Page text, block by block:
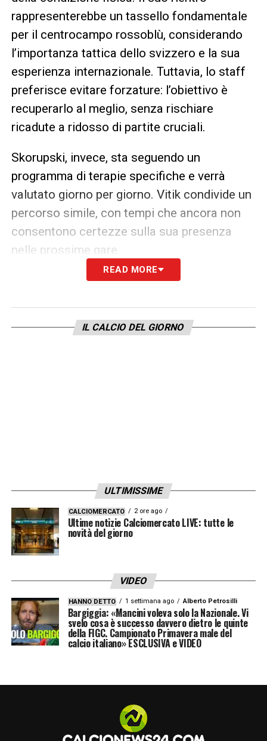
rappresenterebbe un tassello fondamentale
per il centrocampo rossoblù, considerando
l’importanza tattica dello svizzero e la sua
esperienza internazionale. Tuttavia, lo staff
preferisce evitare forzature: l’obiettivo è
recuperarlo al meglio, senza rischiare
ricadute a ridosso di partite cruciali.
Skorupski, invece, sta seguendo un
programma di terapie specifiche e verrà
valutato giorno per giorno. Vitik condivide un
percorso simile, con tempi che ancora non
consentono certezze sulla sua presenza
nelle prossime gare.
Il Bologna ha diffuso una nota ufficiale
più impiegati nella gara contro il Parma è
stata predisposta una sessione di scarico,
un punto chiave per il tecnico. E soprattutto,
l’evoluzione dell’Infortunio Freuler
determinante per capire con quale assetto il
Bologna potrà affrontare i prossimi impegni.
LEGGI ANCHE:TUTTE LE ULTIME NOTIZIE
DI SERIE A
LA PLAYLIST DELLE NOSTRE TOP NEWS
READ MORE
IL CALCIO DEL GIORNO
ULTIMISSIME
CALCIOMERCATO 2 ore ago
Ultime notizie Calciomercato LIVE: tutte le
novità del giorno
VIDEO
HANNO DETTO 1 settimana ago Alberto Petrosilli
Bargiggia: «Mancini voleva solo la Nazionale. Vi
svelo cosa è successo davvero dietro le quinte
della FIGC. Campionato Primavera male del
calcio italiano» ESCLUSIVA e VIDEO